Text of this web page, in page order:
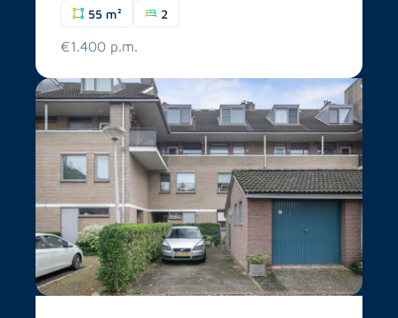
55 m² 2
€1.400 p.m.